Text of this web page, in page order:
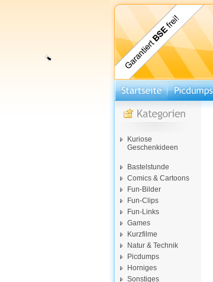
Kuriose
Geschenkideen
Bastelstunde
Comics & Cartoons
Fun-Bilder
Fun-Clips
Fun-Links
Games
Kurzfilme
Natur & Technik
Picdumps
Horniges
Sonstiges